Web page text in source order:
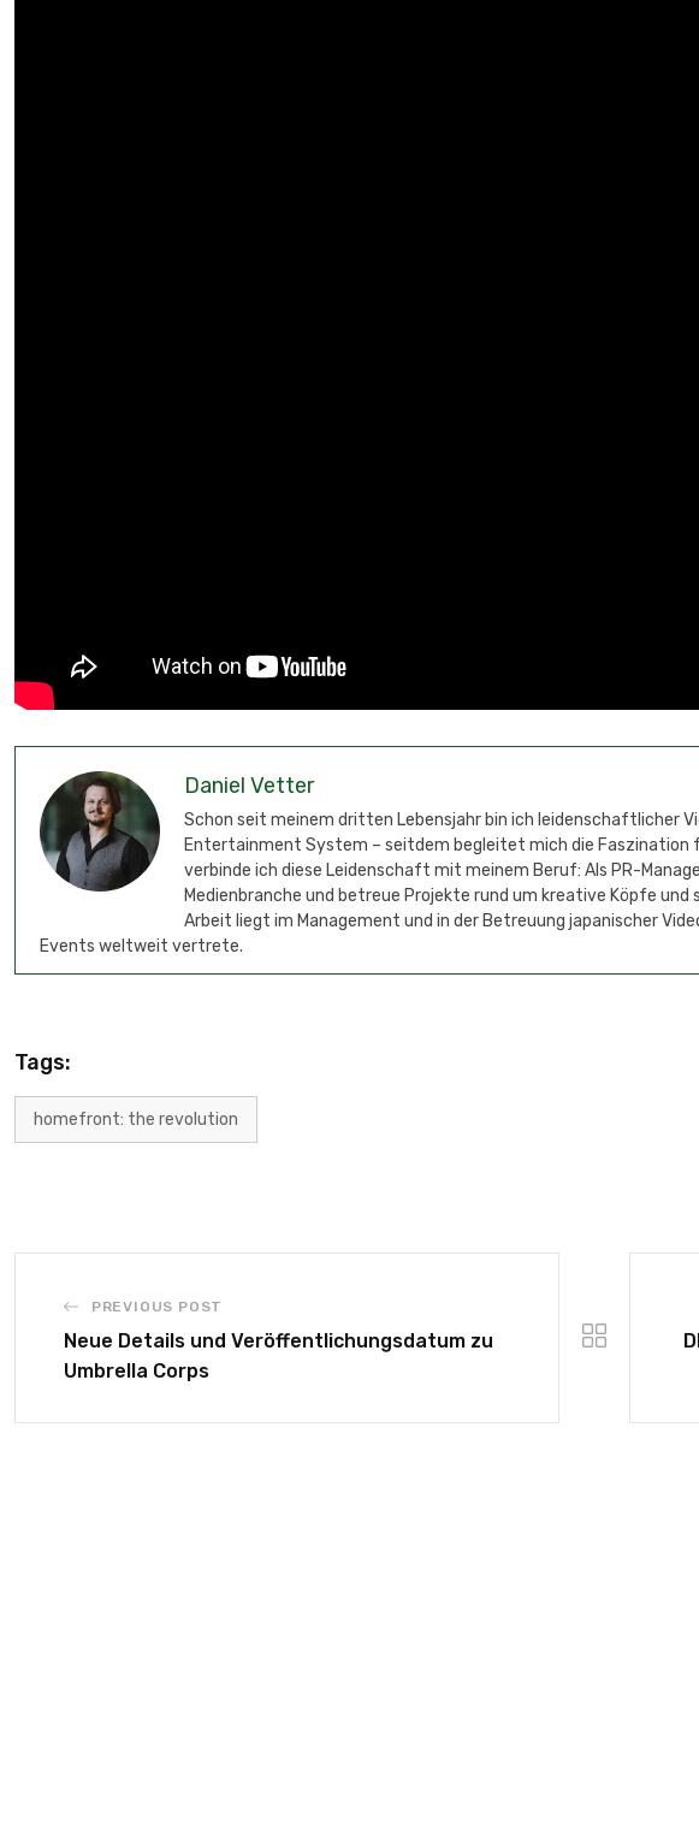
Daniel Vetter
Schon seit meinem dritten Lebensjahr bin ich leidenschaftlicher
Entertainment System – seitdem begleitet mich die Faszination
verbinde ich diese Leidenschaft mit meinem Beruf: Als PR-
Medienbranche und betreue Projekte rund um kreative Köpfe
Arbeit liegt im Management und in der Betreuung japanischer
Events weltweit vertrete.
Tags:
homefront: the revolution
PREVIOUS POST
Neue Details und Veröffentlichungsdatum zu
Umbrella Corps